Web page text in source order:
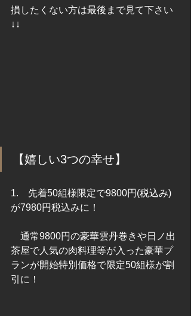
損したくない方は最後まで見て下さい
↓↓
【嬉しい3つの幸せ】
1.　先着50組様限定で9800円(税込み)
が7980円税込みに！
通常9800円の豪華雲丹巻きや日ノ出
茶屋で人気の肉料理等が入った豪華プ
ランが開始特別価格で限定50組様が割
引に！